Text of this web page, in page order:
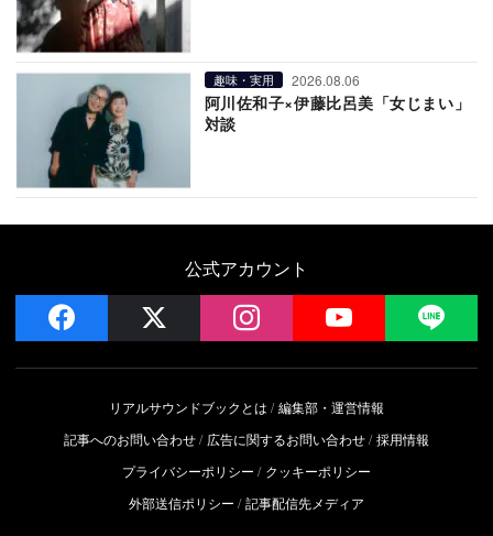
趣味・実用 2026.08.06
阿川佐和子×伊藤比呂美「女じまい」
対談
公式アカウント
facebook instagram YouTube
リアルサウンドブックとは
編集部・運営情報
記事へのお問い合わせ
広告に関するお問い合わせ 採用情報
プライバシーポリシー
クッキーポリシー
外部送信ポリシー
記事配信先メディア